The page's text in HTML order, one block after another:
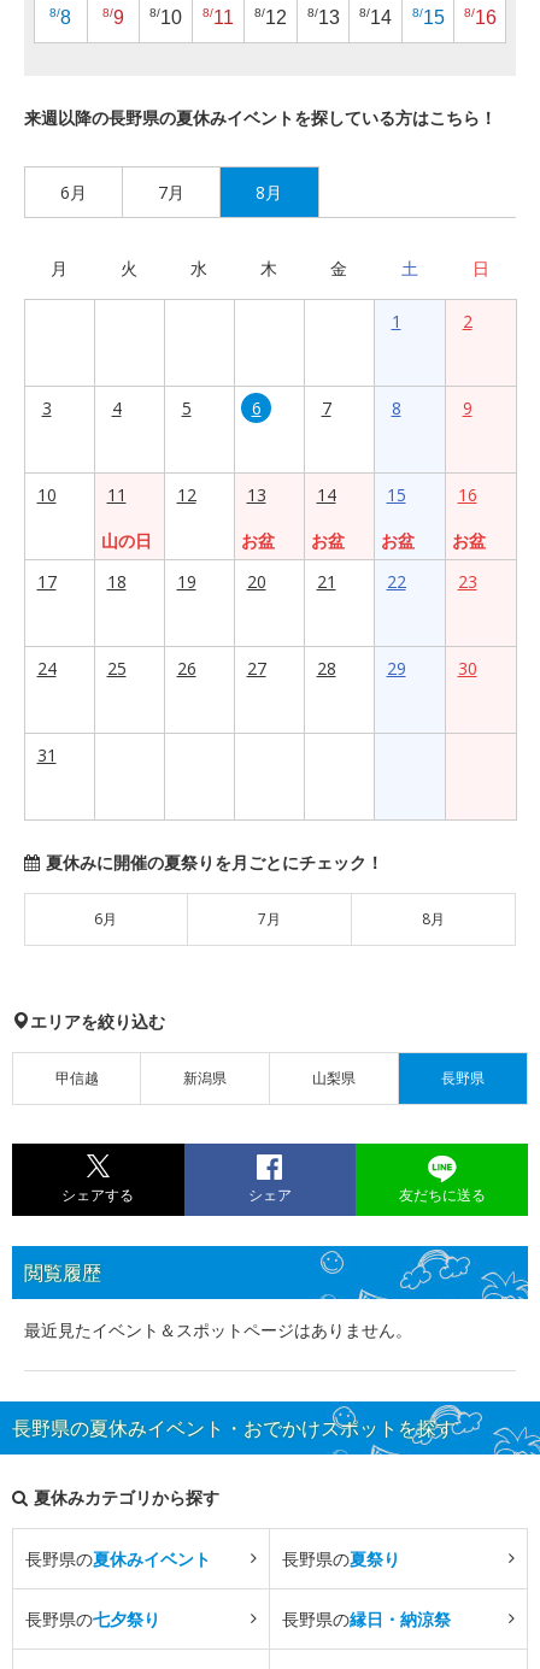
8/8 8/9 8/10 8/11 8/12 8/13 8/14 8/15 8/16
来週以降の長野県の夏休みイベントを探している方はこちら！
6月 7月 8月
月 火 水 木 金 土 日
1 2
3 4 5 6 7 8 9
10
11
山の日
12
13
お盆
14
お盆
15
お盆
16
お盆
17
18 19 20 21 22 23
24 25 26 27 28 29 30
31
夏休みに開催の夏祭りを月ごとにチェック！
6月 7月 8月
エリアを絞り込む
甲信越 新潟県 山梨県 長野県
シェアする シェア 友だちに送る
閲覧履歴
最近見たイベント＆スポットページはありません。
長野県の夏休みイベント・おでかけスポットを探す
夏休みカテゴリから探す
長野県の夏休みイベント 長野県の夏祭り
長野県の七夕祭り 長野県の縁日・納涼祭